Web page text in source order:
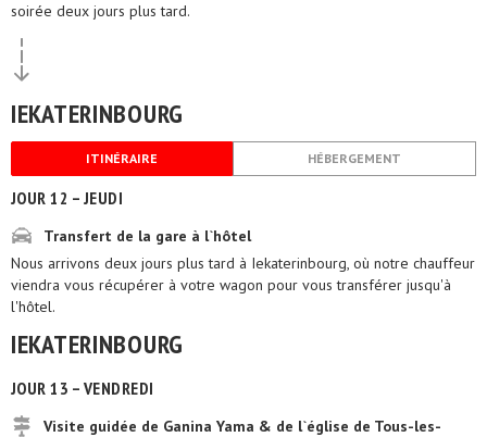
soirée deux jours plus tard.
IEKATERINBOURG
ITINÉRAIRE HÉBERGEMENT
JOUR 12 – JEUDI
Transfert de la gare à l`hôtel
Nous arrivons deux jours plus tard à Iekaterinbourg, où notre chauffeur
viendra vous récupérer à votre wagon pour vous transférer jusqu'à
l'hôtel.
IEKATERINBOURG
JOUR 13 – VENDREDI
Visite guidée de Ganina Yama & de l`église de Tous-les-